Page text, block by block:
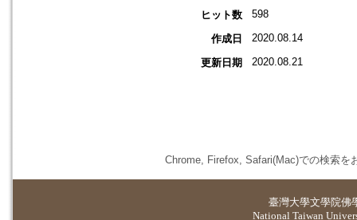
ヒット数
598
作成日 2020.08.14
更新日期 2020.08.21
Chrome, Firefox, Safari(Mac)での検索を
臺灣大學文學院佛
National Taiwan